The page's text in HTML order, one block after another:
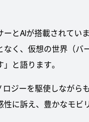
ーとAIが搭載されて
く、仮想の世界（
と語ります。
ジーを駆使しなが
に訴え、豊かなモビ